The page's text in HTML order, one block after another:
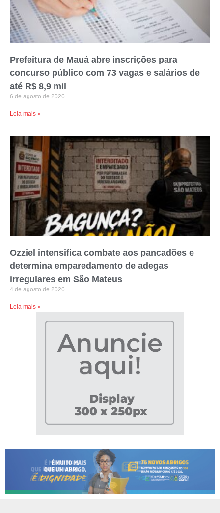
Prefeitura de Mauá abre inscrições para
concurso público com 73 vagas e salários de
até R$ 8,9 mil
6 de agosto de 2026
Leia mais »
Ozziel intensifica combate aos pancadões e
determina emparedamento de adegas
irregulares em São Mateus
4 de agosto de 2026
Leia mais »